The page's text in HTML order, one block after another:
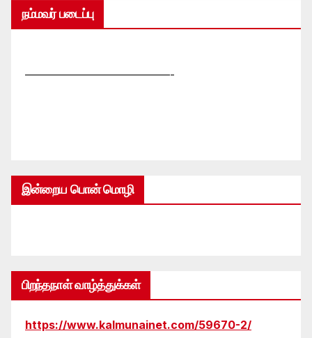
நம்மவர் படைப்பு
—————————————-
இன்றைய பொன் மொழி
பிறந்தநாள் வாழ்த்துக்கள்
https://www.kalmunainet.com/59670-2/